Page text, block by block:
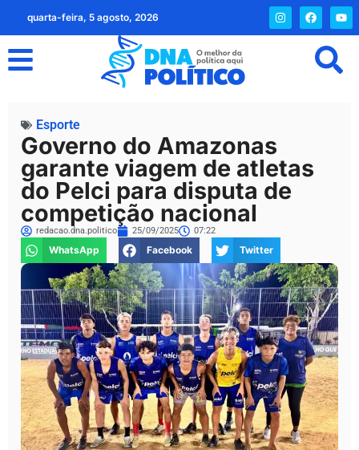
quarta-feira, 5 agosto, 2026
Esporte
Governo do Amazonas
garante viagem de atletas
do Pelci para disputa de
competição nacional
redacao.dna.politico 25/09/2025 07:22
WhatsApp Facebook Twitter